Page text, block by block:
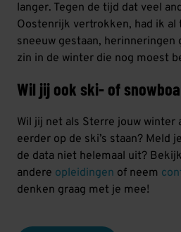
langer. Tegen de tijd dat veel
Oostenrijk vertrokken, had ik al
sneeuw gestaan, herinneringen
zin in de winter die nog moest
Wil jij ook ski- of
Wil jij net als Sterre jouw winter
eerder op de ski’s staan? Meld
de data niet helemaal uit?
andere opleidingen of neem
denken graag met je mee!